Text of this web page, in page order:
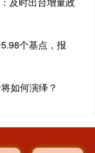
个基点，报
如何演绎？